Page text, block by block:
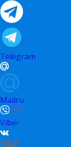
Telegram
Mailru
Viber